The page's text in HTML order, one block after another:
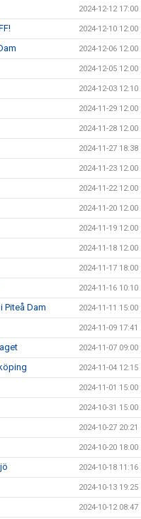
2024-12-12 17:00
2024-12-10 12:00
2024-12-06 12:00
2024-12-05 12:00
2024-12-03 12:10
2024-11-29 12:00
2024-11-28 12:00
2024-11-27 18:38
2024-11-23 12:00
2024-11-22 12:00
2024-11-20 12:00
2024-11-19 12:00
2024-11-18 12:00
2024-11-17 18:00
2024-11-16 10:10
Piteå Dam 2024-11-11 15:00
2024-11-09 17:41
2024-11-07 09:00
2024-11-04 12:15
2024-11-01 15:00
2024-10-31 15:00
2024-10-27 20:21
2024-10-20 18:00
2024-10-18 11:16
2024-10-13 19:25
2024-10-12 08:47